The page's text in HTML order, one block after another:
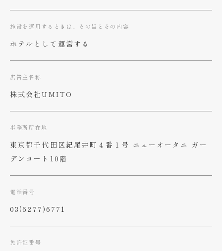
施設を運用するときは、その旨とその内容
ホテルとして運営する
広告主名称
株式会社UMITO
事務所所在地
東京都千代田区紀尾井町４番１号 ニューオータニ ガー
デンコート10階
電話番号
03(6277)6771
免許証番号